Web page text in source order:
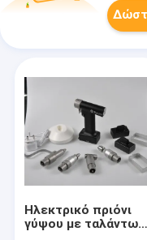
Ηλεκτρικό πριόνι
γύψου με ταλάντωση